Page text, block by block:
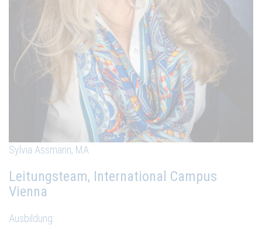
Sylvia Assmann, MA
Leitungsteam, International Campus
Vienna
Ausbildung: